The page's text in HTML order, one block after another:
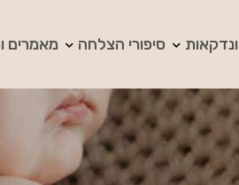
סיפורי הצלחה מאמרים